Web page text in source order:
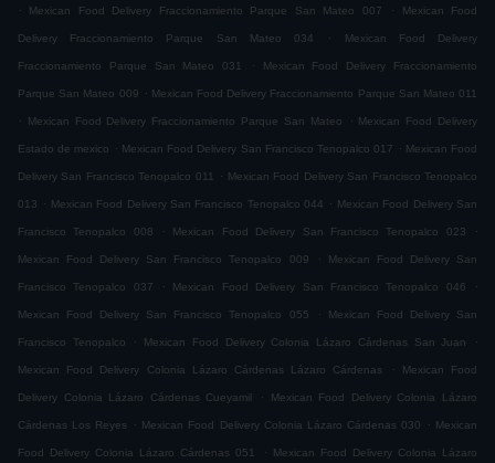
.
Mexican Food Delivery Fraccionamiento Parque San Mateo 007 . Mexican Food
Delivery Fraccionamiento Parque San Mateo 034 . Mexican Food Delivery
Fraccionamiento Parque San Mateo 031 . Mexican Food Delivery Fraccionamiento
Parque San Mateo 009 . Mexican Food Delivery Fraccionamiento Parque San Mateo 011
.
Mexican Food Delivery Fraccionamiento Parque San Mateo . Mexican Food Delivery
Estado de mexico . Mexican Food Delivery San Francisco Tenopalco 017 . Mexican Food
Delivery San Francisco Tenopalco 011 . Mexican Food Delivery San Francisco Tenopalco
013 . Mexican Food Delivery San Francisco Tenopalco 044 . Mexican Food Delivery San
Francisco Tenopalco 008 . Mexican Food Delivery San Francisco Tenopalco 023 .
Mexican Food Delivery San Francisco Tenopalco 009 . Mexican Food Delivery San
Francisco Tenopalco 037 . Mexican Food Delivery San Francisco Tenopalco 046 .
Mexican Food Delivery San Francisco Tenopalco 055 . Mexican Food Delivery San
Francisco Tenopalco . Mexican Food Delivery Colonia Lázaro Cárdenas San Juan .
Mexican Food Delivery Colonia Lázaro Cárdenas Lázaro Cárdenas . Mexican Food
Delivery Colonia Lázaro Cárdenas Cueyamil . Mexican Food Delivery Colonia Lázaro
Cárdenas Los Reyes . Mexican Food Delivery Colonia Lázaro Cárdenas 030 . Mexican
Food Delivery Colonia Lázaro Cárdenas 051 . Mexican Food Delivery Colonia Lázaro